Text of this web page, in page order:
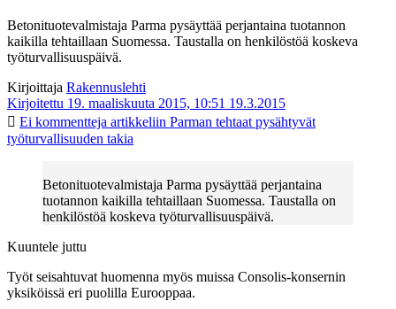
Betonituotevalmistaja Parma pysäyttää perjantaina tuotannon
kaikilla tehtaillaan Suomessa. Taustalla on henkilöstöä koskeva
työturvallisuuspäivä.
Kirjoittaja Rakennuslehti
Kirjoitettu 19. maaliskuuta 2015, 10:51 19.3.2015
Ei kommentteja artikkeliin Parman tehtaat pysähtyvät
työturvallisuuden takia
Betonituotevalmistaja Parma pysäyttää perjantaina
tuotannon kaikilla tehtaillaan Suomessa. Taustalla on
henkilöstöä koskeva työturvallisuuspäivä.
Kuuntele juttu
Työt seisahtuvat huomenna myös muissa Consolis-konsernin
yksiköissä eri puolilla Eurooppaa.